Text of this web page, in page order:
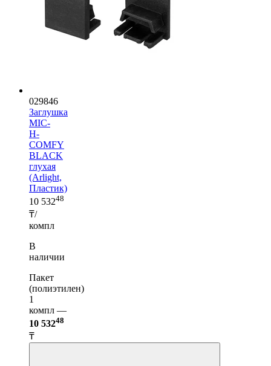
029846
Заглушка
MIC-
H-
COMFY
BLACK
глухая
(Arlight,
Пластик)
10 53248
₸/
компл
В
наличии
Пакет
(полиэтилен)
1
компл —
10 53248
₸